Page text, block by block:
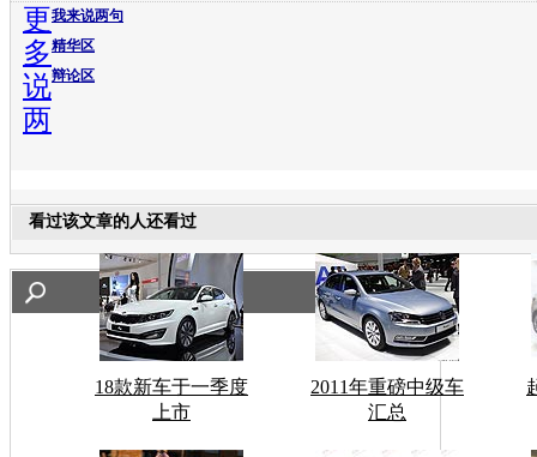
我来说两句
精华区
辩论区
更
多
说
两
看过该文章的人还看过
18款新车于一季度
上市
2011年重磅中级车
汇总